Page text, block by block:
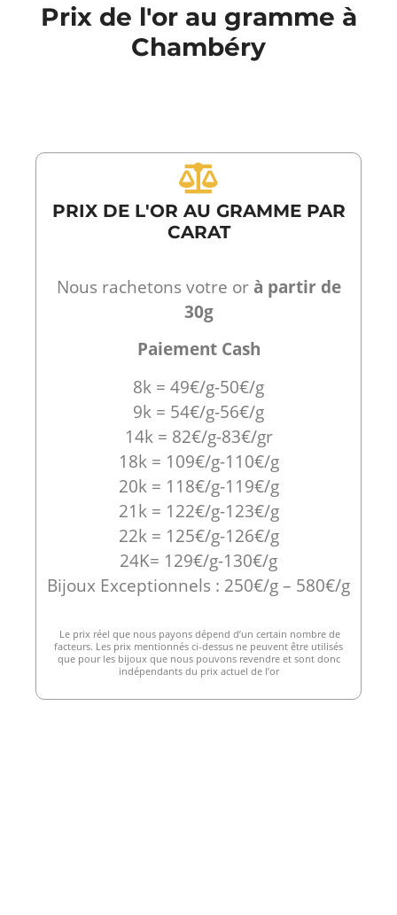
Prix de l'or au gramme à
Chambéry
PRIX DE L'OR AU GRAMME PAR
CARAT
Nous rachetons votre orà partir de
30g
Paiement Cash
8k = 49€/g-50€/g
9k = 54€/g-56€/g
14k = 82€/g-83€/gr
18k = 109€/g-110€/g
20k = 118€/g-119€/g
21k = 122€/g-123€/g
22k = 125€/g-126€/g
24K= 129€/g-130€/g
Bijoux Exceptionnels : 250€/g – 580€/g
Le prix réel que nous payons dépend d’un certain nombre de
facteurs. Les prix mentionnés ci-dessus ne peuvent être utilisés
que pour les bijoux que nous pouvons revendre et sont donc
indépendants du prix actuel de l’or